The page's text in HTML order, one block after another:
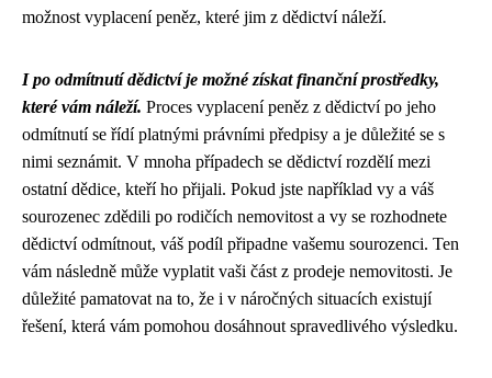
možnost vyplacení peněz, které jim z dědictví náleží.
I po odmítnutí dědictví je možné získat finanční prostředky,
které vám náleží. Proces vyplacení peněz z dědictví po jeho
odmítnutí se řídí platnými právními předpisy a je důležité se s
nimi seznámit. V mnoha případech se dědictví rozdělí mezi
ostatní dědice, kteří ho přijali. Pokud jste například vy a váš
sourozenec zdědili po rodičích nemovitost a vy se rozhodnete
dědictví odmítnout, váš podíl připadne vašemu sourozenci. Ten
vám následně může vyplatit vaši část z prodeje nemovitosti. Je
důležité pamatovat na to, že i v náročných situacích existují
řešení, která vám pomohou dosáhnout spravedlivého výsledku.